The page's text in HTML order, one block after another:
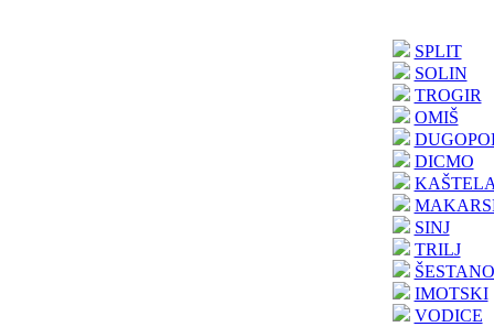
SPLIT
SOLIN
TROGIR
OMIŠ
DICMO
SINJ
TRILJ
IMOTSKI
VODICE